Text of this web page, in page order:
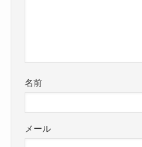
名前
メール